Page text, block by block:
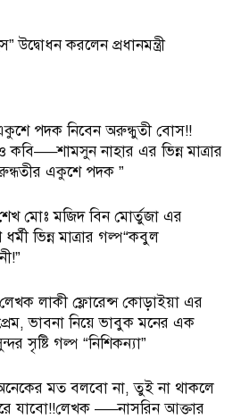
উদ্বোধন করলেন প্রধানমন্ত্রী
পদক নিবেন অরুন্ধুতী বোস!!
নাহার এর ভিন্ন মাত্রার
একুশে পদক ”
মোঃ মজিদ বিন মোর্তুজা এর
ধর্মী ভিন্ন মাত্রার গল্প“কবুল
লাকী ফ্লোরেন্স কোড়াইয়া এর
ভাবনা নিয়ে ভাবুক মনের এক
সৃষ্টি গল্প “নিশিকন্যা”
মত বলবো না, তুই না থাকলে
যাবো!!লেখক —–নাসরিন আক্তার